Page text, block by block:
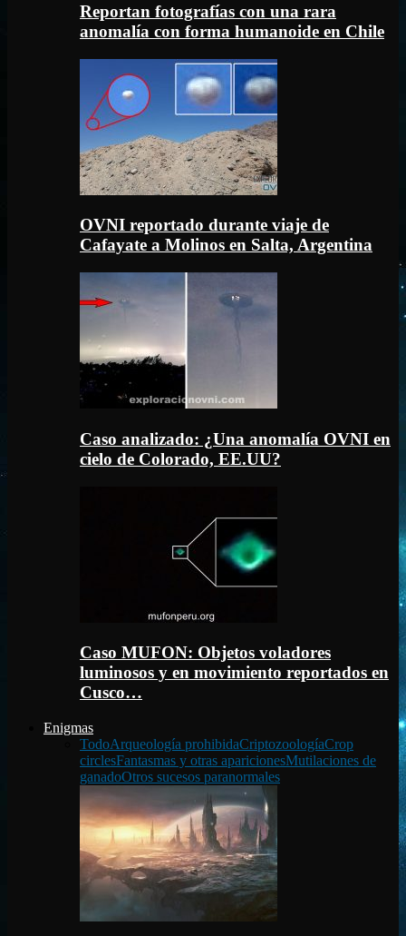
Reportan fotografías con una rara
anomalía con forma humanoide en Chile
OVNI reportado durante viaje de
Cafayate a Molinos en Salta, Argentina
Caso analizado: ¿Una anomalía OVNI en
cielo de Colorado, EE.UU?
Caso MUFON: Objetos voladores
luminosos y en movimiento reportados en
Cusco…
Enigmas
TodoArqueología prohibidaCriptozoologíaCrop
circlesFantasmas y otras aparicionesMutilaciones de
ganadoOtros sucesos paranormales